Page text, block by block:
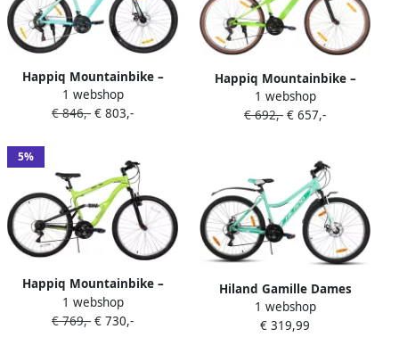
Happiq Mountainbike –
Voor en – Hardtail 21
versnellingen schijfrem – 66
aluminium frame
1 webshop
€ 846,- € 803,-
Happiq Mountainbike –
Voor en – Hardtail 21
versnellingen V-brake – 66
1 webshop
€ 692,- € 657,-
5%
Happiq Mountainbike –
Voor heren – Volledig
geveerd 18 versnellingen V-
1 webshop
€ 769,- € 730,-
Hiland Gamille Dames
Mountainbike 26 inch –
Mintgroen MTB met Lage
1 webshop
€ 319,99